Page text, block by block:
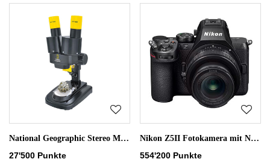
National Geographic Stereo Mikroskop
27'500 Punkte
Nikon Z5II Fotokamera mit NIKKOR Z Zoomobjektiv (24-50mm)
554'200 Punkte